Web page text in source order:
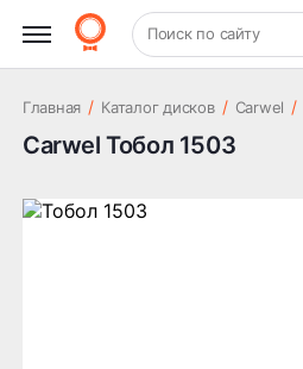
+7 (831) 261-35-35 Шиномонтаж
Поиск по сайту
Главная / Каталог дисков / Carwel /
Carwel Тобол 1503